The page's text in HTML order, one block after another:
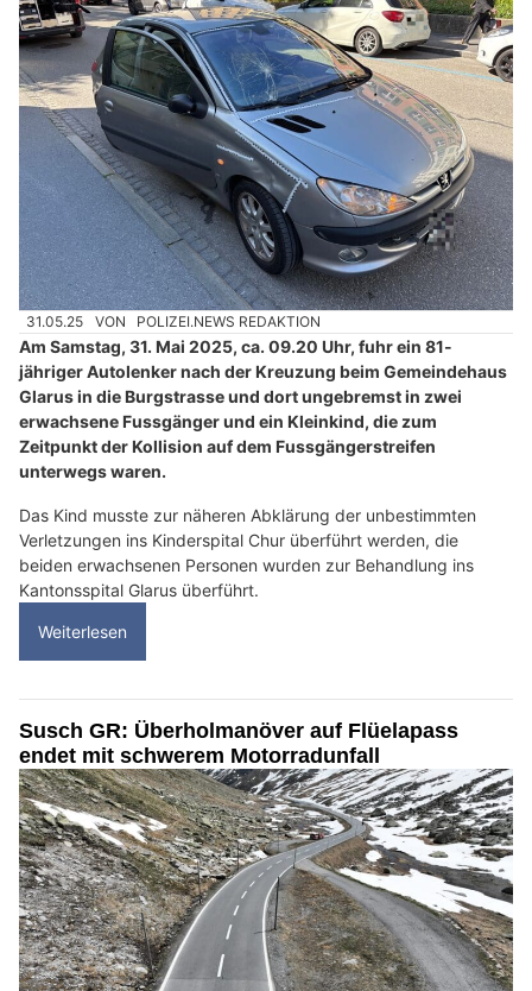
31.05.25 VON POLIZEI.NEWS REDAKTION
Am Samstag, 31. Mai 2025, ca. 09.20 Uhr, fuhr ein 81-
jähriger Autolenker nach der Kreuzung beim Gemeindehaus
Glarus in die Burgstrasse und dort ungebremst in zwei
erwachsene Fussgänger und ein Kleinkind, die zum
Zeitpunkt der Kollision auf dem Fussgängerstreifen
unterwegs waren.
Das Kind musste zur näheren Abklärung der unbestimmten
Verletzungen ins Kinderspital Chur überführt werden, die
beiden erwachsenen Personen wurden zur Behandlung ins
Kantonsspital Glarus überführt.
Weiterlesen
Susch GR: Überholmanöver auf Flüelapass
endet mit schwerem Motorradunfall